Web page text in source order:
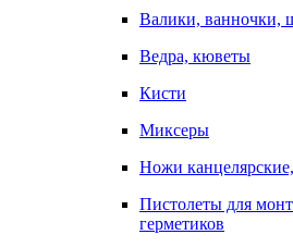
Валики, ванночки,
Ведра, кюветы
Кисти
Миксеры
Ножи
Пистолеты для
герметиков